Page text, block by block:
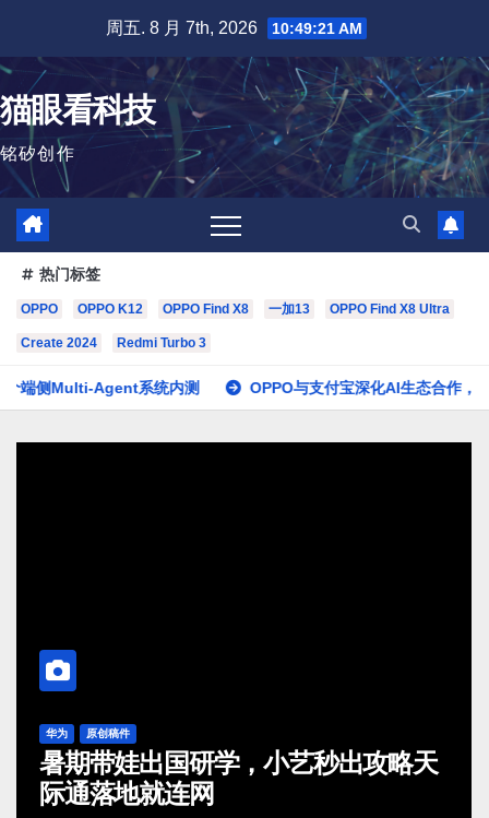
内
容
周五. 8 月 7th, 2026 10:49:22 AM
猫眼看科技
铭矽创作
热门标签
OPPO OPPO K12 OPPO Find X8 一加13 OPPO Find X8 Ultra
Create 2024 Redmi Turbo 3
系统内测 OPPO与支付宝深化AI生态合作，领先塑造多智能
OPPO
OPPO 宣布启动小布Next计划，开
放首个端侧Multi-Agent系统内测